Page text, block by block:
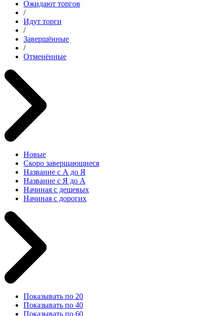
Ожидают торгов
/
Идут торги
/
Завершённые
/
Отменённые
Новые
Скоро заверщающиеся
Название с А до Я
Название с Я до А
Начиная с дешевых
Начиная с дорогих
Показывать по 20
Показывать по 40
Показывать по 60